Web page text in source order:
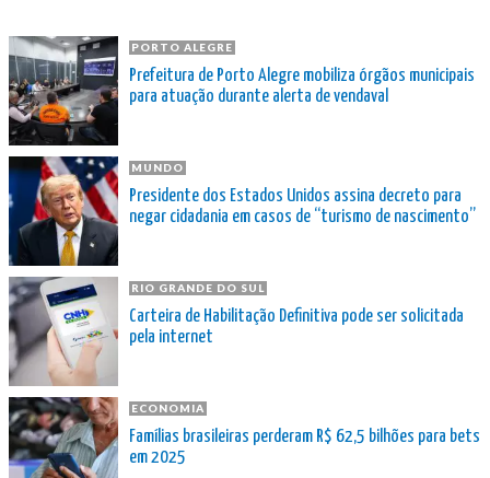
PORTO ALEGRE
Prefeitura de Porto Alegre mobiliza órgãos municipais
para atuação durante alerta de vendaval
MUNDO
Presidente dos Estados Unidos assina decreto para
negar cidadania em casos de “turismo de nascimento”
RIO GRANDE DO SUL
Carteira de Habilitação Definitiva pode ser solicitada
pela internet
ECONOMIA
Famílias brasileiras perderam R$ 62,5 bilhões para bets
em 2025